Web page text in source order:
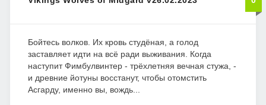
Бойтесь волков. Их кровь студёная, а голод
заставляет идти на всё ради выживания. Когда
наступит Фимбулвинтер - трёхлетняя вечная стужа, -
и древние йотуны восстанут, чтобы отомстить
Асгарду, именно вы, вождь...